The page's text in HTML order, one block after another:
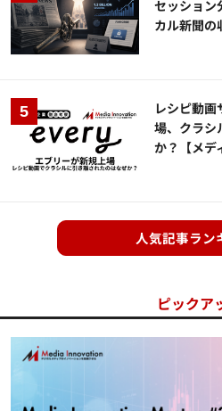
セッション
カル新聞の
レシピ動画
場、クラシ
か？【メデ
人気記事ラン
ピックア